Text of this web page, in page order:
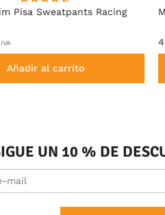
Pisa Sweatpants Racing
Añadir al carrito
UN 10 % DE